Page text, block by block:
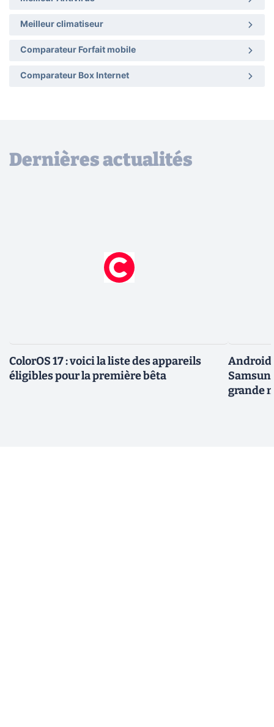
Meilleur climatiseur
Comparateur Forfait mobile
Comparateur Box Internet
Dernières actualités
ColorOS 17 : voici la liste des appareils
éligibles pour la première bêta
Android
grande